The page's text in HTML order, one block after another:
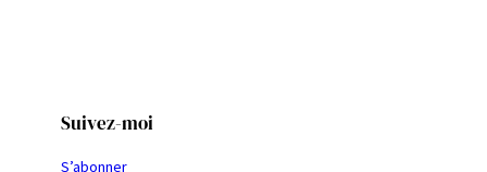
Suivez-moi
S’abonner